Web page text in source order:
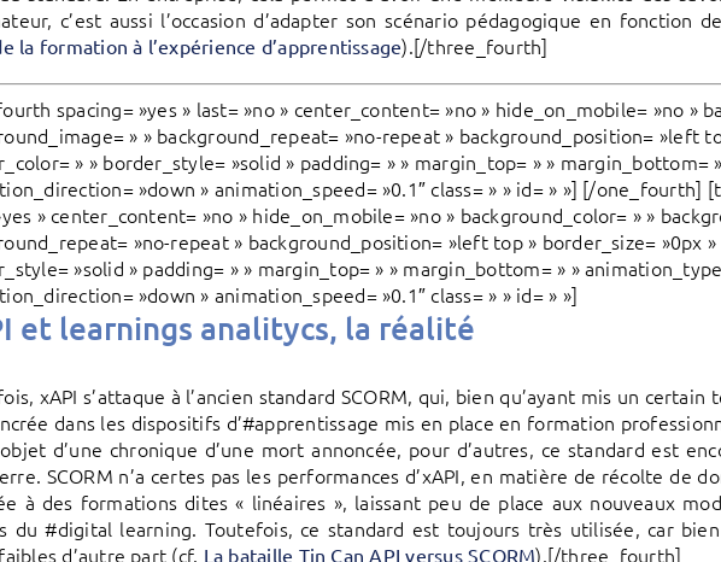
c’est aussi l’occasion d’adapter son scénario pédagogique en fonction
la formation à l’expérience d’apprentissage).[/three_fourth]
spacing= »yes » last= »no » center_content= »no » hide_on_mobile= »no »
» » background_repeat= »no-repeat » background_position= »left
» » border_style= »solid » padding= » » margin_top= » » margin_bottom=
»down » animation_speed= »0.1″ class= » » id= » »] [/one_fourth]
» center_content= »no » hide_on_mobile= »no » background_color= » »
»no-repeat » background_position= »left top » border_size= »0px
»solid » padding= » » margin_top= » » margin_bottom= » »
»down » animation_speed= »0.1″ class= » » id= » »]
et learnings analitycs, la réalité
xAPI s’attaque à l’ancien standard SCORM, qui, bien qu’ayant mis un
dans les dispositifs d’#apprentissage mis en place en formation
d’une chronique d’une mort annoncée, pour d’autres, ce standard est
SCORM n’a certes pas les performances d’xAPI, en matière de récolte de
à des formations dites « linéaires », laissant peu de place aux nouveaux
du #digital learning. Toutefois, ce standard est toujours très utilisée, car
d’autre part (cf. La bataille Tin Can API versus SCORM).[/three_fourth]